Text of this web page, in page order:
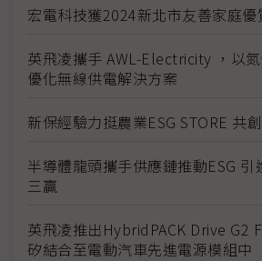
宏電科技獲2024新北市友善家庭優
英飛凌攜手 AWL-Electricity ，以
優化無線供電解決方案
新保經驗力挺農業ESG STORE 共
半導體龍頭攜手供應鏈推動ESG 引
三贏
英飛凌推出HybridPACK Drive G2
矽結合至電動汽車先進電源模組中